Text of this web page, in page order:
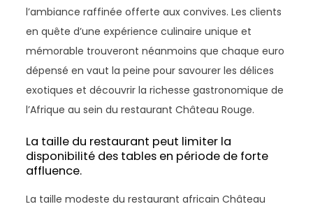
l’ambiance raffinée offerte aux convives. Les clients
en quête d’une expérience culinaire unique et
mémorable trouveront néanmoins que chaque euro
dépensé en vaut la peine pour savourer les délices
exotiques et découvrir la richesse gastronomique de
l’Afrique au sein du restaurant Château Rouge.
La taille du restaurant peut limiter la
disponibilité des tables en période de forte
affluence.
La taille modeste du restaurant africain Château